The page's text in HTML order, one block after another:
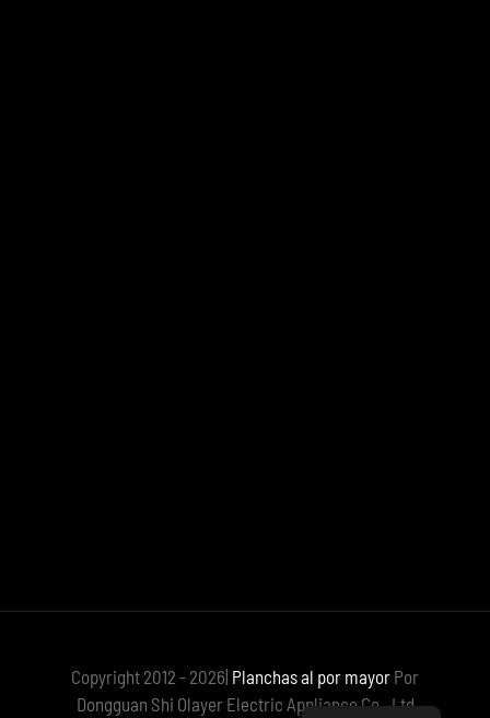
Copyright 2012 - 2026| Planchas al por mayor Por
Dongguan Shi Olayer Electric Appliance Co., Ltd